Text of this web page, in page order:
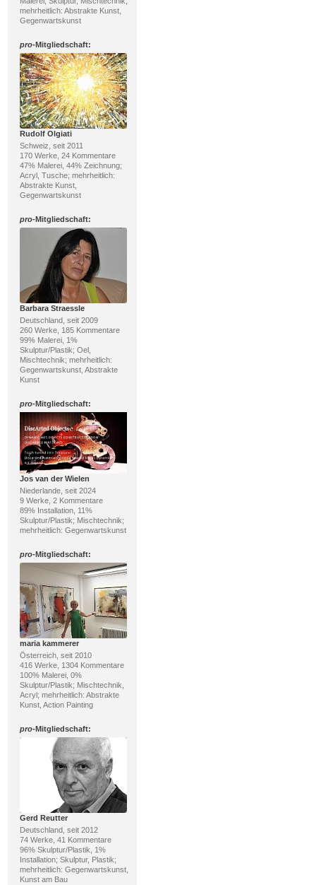
mehrheitlich: Abstrakte Kunst,
Gegenwartskunst
pro-Mitgliedschaft:
Rudolf Olgiati
Schweiz, seit 2011
170 Werke, 24 Kommentare
47% Malerei, 44% Zeichnung;
Acryl, Tusche; mehrheitlich:
Abstrakte Kunst,
Gegenwartskunst
pro-Mitgliedschaft:
Barbara Straessle
Deutschland, seit 2009
260 Werke, 185 Kommentare
99% Malerei, 1%
Skulptur/Plastik; Oel,
Mischtechnik; mehrheitlich:
Gegenwartskunst, Abstrakte
Kunst
pro-Mitgliedschaft:
Jos van der Wielen
Niederlande, seit 2024
9 Werke, 2 Kommentare
89% Installation, 11%
Skulptur/Plastik; Mischtechnik;
mehrheitlich: Gegenwartskunst
pro-Mitgliedschaft:
maria kammerer
Österreich, seit 2010
416 Werke, 1304 Kommentare
100% Malerei, 0%
Skulptur/Plastik; Mischtechnik,
Acryl; mehrheitlich: Abstrakte
Kunst, Action Painting
pro-Mitgliedschaft:
Gerd Reutter
Deutschland, seit 2012
74 Werke, 41 Kommentare
96% Skulptur/Plastik, 1%
Installation; Skulptur, Plastik;
mehrheitlich: Gegenwartskunst,
Kunst am Bau